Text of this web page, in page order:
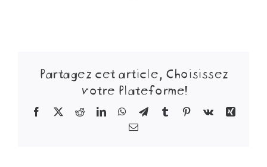
Partagez cet article, Choisissez
votre Plateforme!
Facebook
X RedditLinkedInWhatsApp
TelegramTumblr Pinterest
Vk
Xing
Email